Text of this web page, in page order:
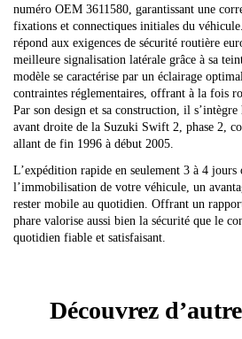
numéro OEM 3611580, garantissant une
fixations et connectiques initiales du
répond aux exigences de sécurité routière
meilleure signalisation latérale grâce à sa
modèle se caractérise par un éclairage
contraintes réglementaires, offrant à la fois
Par son design et sa construction, il
avant droite de la Suzuki Swift 2, phase 2,
allant de fin 1996 à début 2005.
L’expédition rapide en seulement 3 à 4
l’immobilisation de votre véhicule, un
rester mobile au quotidien. Offrant un
phare valorise aussi bien la sécurité que le
quotidien fiable et satisfaisant.
Découvrez